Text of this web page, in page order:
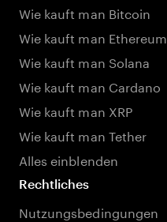
Wie kauft man Bitcoin
Wie kauft man Ethereum
Wie kauft man Solana
Wie kauft man Cardano
Wie kauft man XRP
Wie kauft man Tether
Alles einblenden
Rechtliches
Nutzungsbedingungen